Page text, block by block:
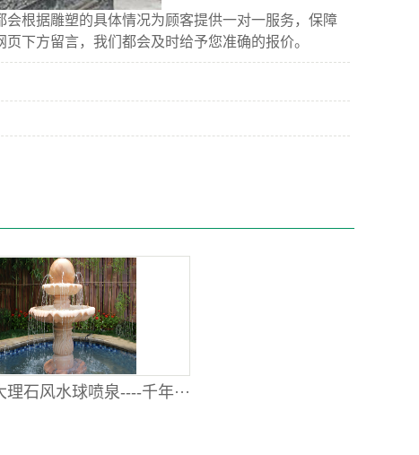
根据雕塑的具体情况为顾客提供一对一服务，保障
下方留言，我们都会及时给予您准确的报价。
理石风水球喷泉----千年···